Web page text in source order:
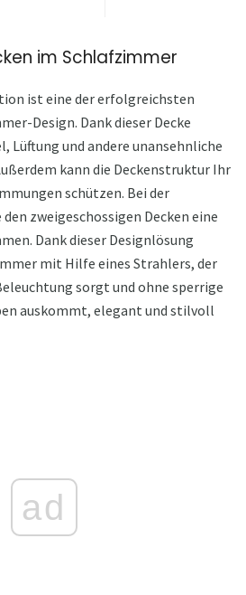
im Schlafzimmer
ist eine der erfolgreichsten
Design. Dank dieser Decke
Lüftung und andere unansehnliche
kann die Deckenstruktur Ihr
schützen. Bei der
zweigeschossigen Decken eine
Dank dieser Designlösung
mit Hilfe eines Strahlers, der
sorgt und ohne sperrige
auskommt, elegant und stilvoll
ad